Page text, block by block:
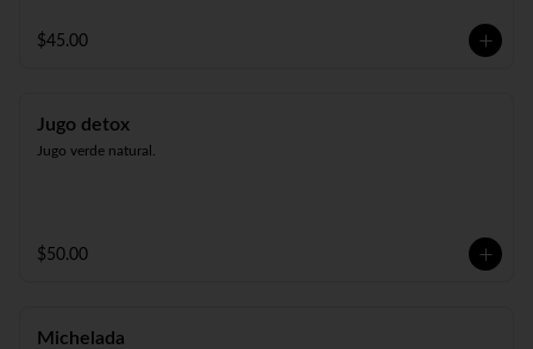
$45.00
Jugo detox
Jugo verde natural.
$50.00
Michelada